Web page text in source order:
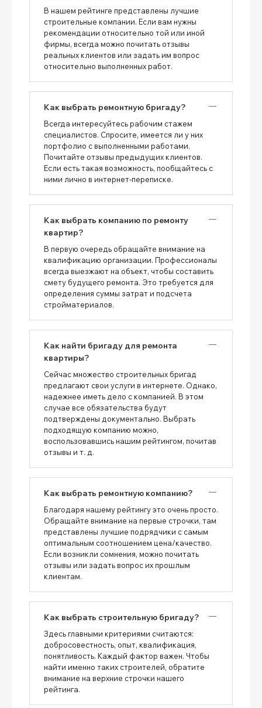
В нашем рейтинге представлены лучшие
строительные компании. Если вам нужны
рекомендации относительно той или иной
фирмы, всегда можно почитать отзывы
реальных клиентов или задать им вопрос
относительно выполненных работ.
Как выбрать ремонтную бригаду?
Всегда интересуйтесь рабочим стажем
специалистов. Спросите, имеется ли у них
портфолио с выполненными работами.
Почитайте отзывы предыдущих клиентов.
Если есть такая возможность, пообщайтесь с
ними лично в интернет-переписке.
Как выбрать компанию по ремонту
квартир?
В первую очередь обращайте внимание на
квалификацию организации. Профессионалы
всегда выезжают на объект, чтобы составить
смету будущего ремонта. Это требуется для
определения суммы затрат и подсчета
стройматериалов.
Как найти бригаду для ремонта
квартиры?
Сейчас множество строительных бригад
предлагают свои услуги в интернете. Однако,
надежнее иметь дело с компанией. В этом
случае все обязательства будут
подтверждены документально. Выбрать
подходящую компанию можно,
воспользовавшись нашим рейтингом, почитав
отзывы и т. д.
Как выбрать ремонтную компанию?
Благодаря нашему рейтингу это очень просто.
Обращайте внимание на первые строчки, там
представлены лучшие подрядчики с самым
оптимальным соотношением цена/качество.
Если возникли сомнения, можно почитать
отзывы или задать вопрос их прошлым
клиентам.
Как выбрать строительную бригаду?
Здесь главными критериями считаются:
добросовестность, опыт, квалификация,
понятливость. Каждый фактор важен. Чтобы
найти именно таких строителей, обратите
внимание на верхние строчки нашего
рейтинга.